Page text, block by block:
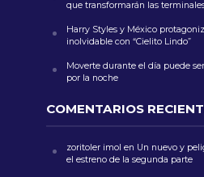
que transformarán las
Harry Styles y México
inolvidable con “Cielito Lindo”
Moverte durante el día puede
por la noche
COMENTARIOS
zoritoler imol en Un nuevo y
el estreno de la segunda parte